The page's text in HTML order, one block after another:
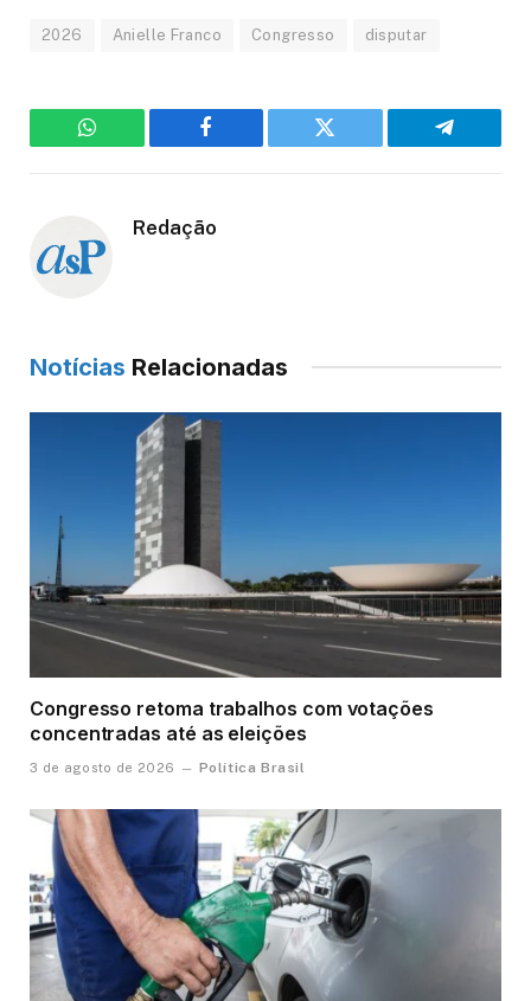
2026 Anielle Franco Congresso disputar
WhatsApp Facebook Twitter Telegram
Redação
Notícias Relacionadas
Congresso retoma trabalhos com votações
concentradas até as eleições
3 de agosto de 2026 Política Brasil